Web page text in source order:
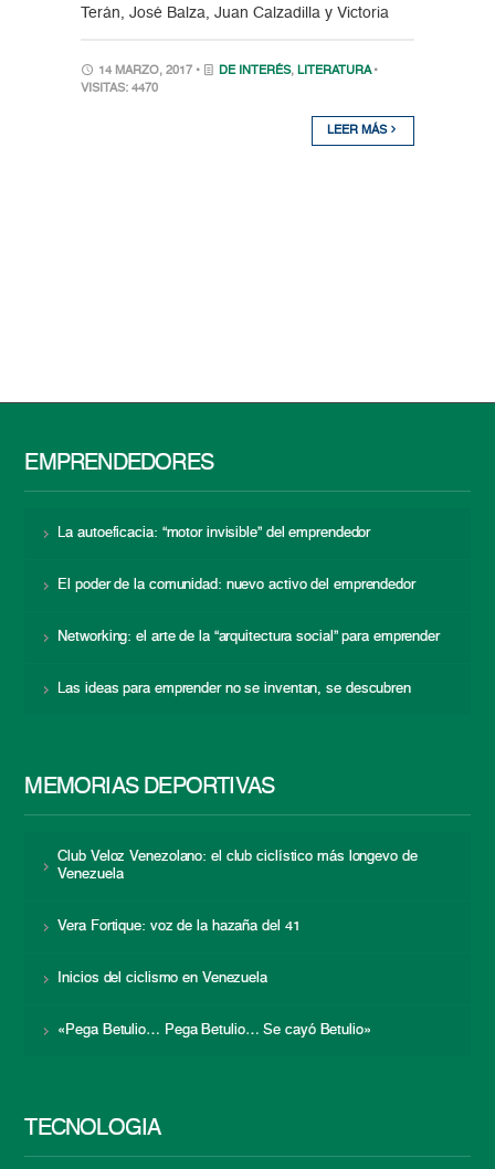
Terán, José Balza, Juan Calzadilla y Victoria
14 MARZO, 2017 • DE INTERÉS, LITERATURA •
VISITAS: 4470
LEER MÁS
EMPRENDEDORES
La autoeficacia: “motor invisible” del emprendedor
El poder de la comunidad: nuevo activo del emprendedor
Networking: el arte de la “arquitectura social” para emprender
Las ideas para emprender no se inventan, se descubren
MEMORIAS DEPORTIVAS
Club Veloz Venezolano: el club ciclístico más longevo de
Venezuela
Vera Fortique: voz de la hazaña del 41
Inicios del ciclismo en Venezuela
«Pega Betulio… Pega Betulio… Se cayó Betulio»
TECNOLOGÍA